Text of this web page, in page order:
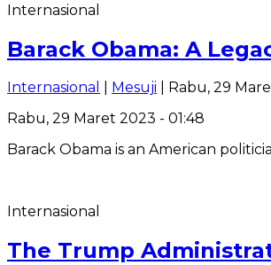
Internasional
Barack Obama: A
Internasional Mesuji | Rabu, 29
Rabu, 29 Maret 2023 - 01:48
Barack Obama is an American
Internasional
The Trump